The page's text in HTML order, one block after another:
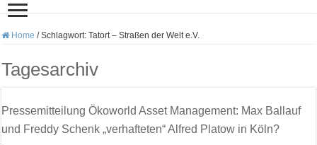
Home / Schlagwort:Tatort – Straßen der Welt e.V.
Tagesarchiv
Pressemitteilung Ökoworld Asset Management: Max Ballauf
und Freddy Schenk „verhafteten“ Alfred Platow in Köln?